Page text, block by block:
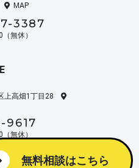
MAP
3387
無休）
上高畑1丁目28
9617
無休）
無料相談はこちら